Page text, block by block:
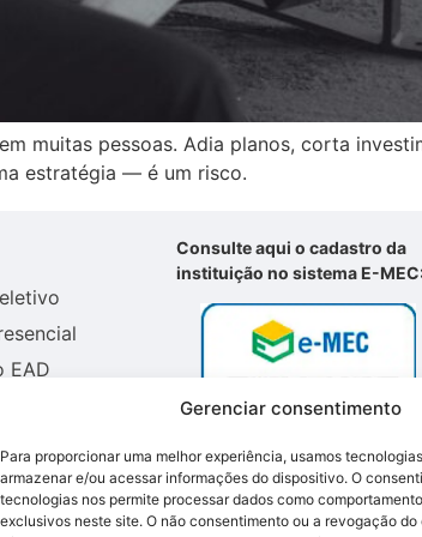
Gerenciar consentimento
Para proporcionar uma melhor experiência, usamos
armazenar e/ou acessar informações do dispositivo. O
tecnologias nos permite processar dados como
exclusivos neste site. O não consentimento ou a revogação
muitas pessoas. Adia planos, corta
estratégia — é um risco.
EAD
Consulte aqui o cadastro da
instituição no sistema E-